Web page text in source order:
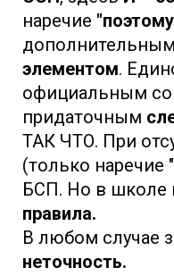
наречие
дополнительным
элементом.
официальным
придаточным
ТАК ЧТО. При
(только наречие
БСП. Но в школе
правила.
В любом случае
неточность.